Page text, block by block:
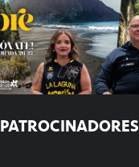
PATROCINADORES